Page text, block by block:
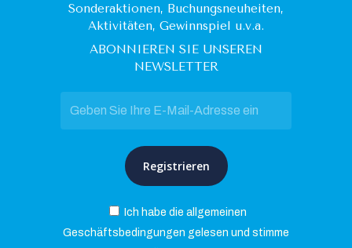
Sonderaktionen, Buchungsneuheiten,
Aktivitäten, Gewinnspiel u.v.a.
ABONNIEREN SIE UNSEREN
NEWSLETTER
Ich habe die allgemeinen
Geschäftsbedingungen gelesen und stimme